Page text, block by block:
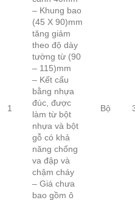
1
– Khung bao
(45 X 90)mm
tăng giảm
theo độ dày
tường từ (90
– 115)mm
– Kết cấu
bằng nhựa
đúc, được
làm từ bột
nhựa và bột
gỗ có khả
năng chống
va đập và
chậm cháy
– Giá chưa
bao gồm ô
Bộ